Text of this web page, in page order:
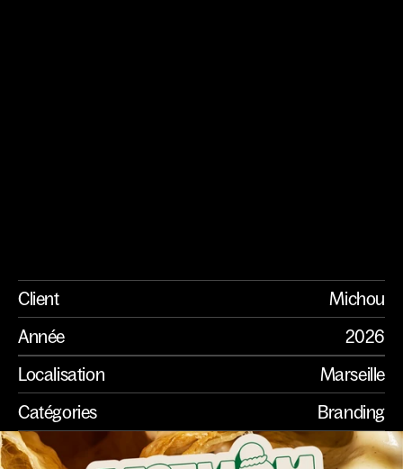
Client
Michou
Année
2026
Localisation
Marseille
Catégories
Branding